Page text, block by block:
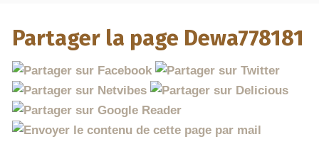
Partager la page Dewa778181